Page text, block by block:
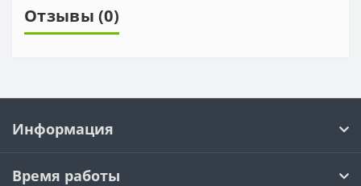
Отзывы (0)
Информация
Время работы